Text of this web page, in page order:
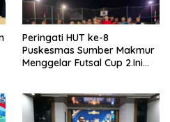
Peringati HUT ke-8
Puskesmas Sumber Makmur
Menggelar Futsal Cup 2.Ini